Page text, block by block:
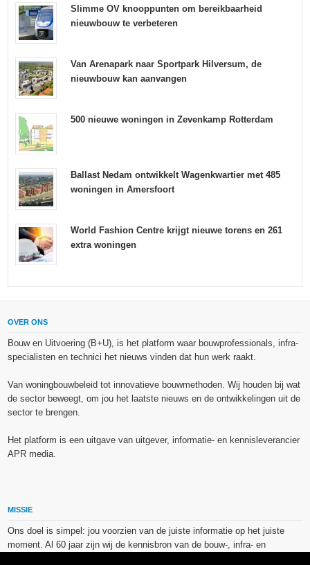
Slimme OV knooppunten om bereikbaarheid
nieuwbouw te verbeteren
Van Arenapark naar Sportpark Hilversum, de
nieuwbouw kan aanvangen
500 nieuwe woningen in Zevenkamp Rotterdam
Ballast Nedam ontwikkelt Wagenkwartier met 485
woningen in Amersfoort
World Fashion Centre krijgt nieuwe torens en 261
extra woningen
OVER ONS
Bouw en Uitvoering (B+U), is het platform waar bouwprofessionals, infra-
specialisten en technici het nieuws vinden dat hun werk raakt.
Van woningbouwbeleid tot innovatieve bouwmethoden. Wij houden bij wat
de sector beweegt, om jou het laatste nieuws en de ontwikkelingen uit de
sector te brengen.
Het platform is een uitgave van uitgever, informatie- en kennisleverancier
APR media.
MISSIE
Ons doel is simpel: jou voorzien van de juiste informatie op het juiste
moment. Al 60 jaar zijn wij de kennisbron van de bouw-, infra- en